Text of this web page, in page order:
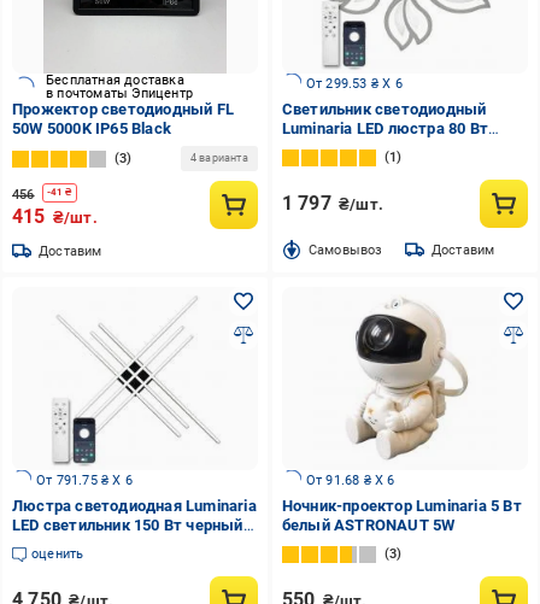
Бесплатная доставка
в почтоматы Эпицентр
Прожектор светодиодный FL
50W 5000K IP65 Black
3 4 варианта
456 -41 ₴
415 ₴/шт.
Доставим
От 299.53 ₴ X 6
Светильник светодиодный
Luminaria LED люстра 80 Вт
белый 3000-6500 К ASTRA 80W
5F WHITE
1
1 797 ₴/шт.
Cамовывоз Доставим
От 791.75 ₴ X 6
Люстра светодиодная Luminaria
LED светильник 150 Вт черный
ROVENA 150W 6L BLACK
оценить
От 91.68 ₴ X 6
Ночник-проектор Luminaria 5 Вт
белый ASTRONAUT 5W
3